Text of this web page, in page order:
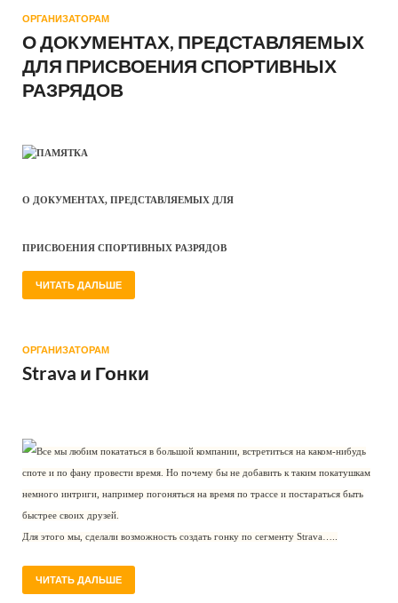
ОРГАНИЗАТОРАМ
О ДОКУМЕНТАХ, ПРЕДСТАВЛЯЕМЫХ
ДЛЯ ПРИСВОЕНИЯ СПОРТИВНЫХ
РАЗРЯДОВ
ПАМЯТКА
О ДОКУМЕНТАХ, ПРЕДСТАВЛЯЕМЫХ ДЛЯ
ПРИСВОЕНИЯ СПОРТИВНЫХ РАЗРЯДОВ
ЧИТАТЬ ДАЛЬШЕ
ОРГАНИЗАТОРАМ
Strava и Гонки
Все мы любим покататься в большой компании, встретиться на каком-нибудь
споте и по фану провести время. Но почему бы не добавить к таким покатушкам
немного интриги, например погоняться на время по трассе и постараться быть
быстрее своих друзей.
Для этого мы, сделали возможность создать гонку по сегменту Strava…..
ЧИТАТЬ ДАЛЬШЕ